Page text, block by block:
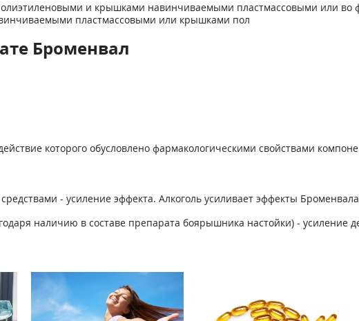
и крышками навинчиваемыми пластмассовыми или во
пластмассовыми или крышками пол
Броменвал
которого обусловлено фармакологическими свойствами
- усиление эффекта. Алкоголь усиливает эффекты
наличию в составе препарата боярышника настойки) - усиление